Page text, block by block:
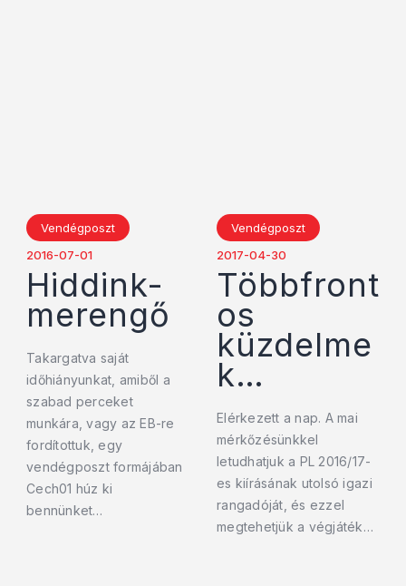
Vendégposzt
2016-07-01
Hiddink-
merengő
Takargatva saját
időhiányunkat, amiből a
szabad perceket
munkára, vagy az EB-re
fordítottuk, egy
vendégposzt formájában
Cech01 húz ki
bennünket…
Vendégposzt
2017-04-30
Többfront
os
küzdelme
k…
Elérkezett a nap. A mai
mérkőzésünkkel
letudhatjuk a PL 2016/17-
es kiírásának utolsó igazi
rangadóját, és ezzel
megtehetjük a végjáték…